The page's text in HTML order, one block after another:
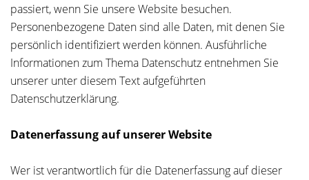
passiert, wenn Sie unsere Website besuchen.
Personenbezogene Daten sind alle Daten, mit denen Sie
persönlich identifiziert werden können. Ausführliche
Informationen zum Thema Datenschutz entnehmen Sie
unserer unter diesem Text aufgeführten
Datenschutzerklärung.
Datenerfassung auf unserer Website
Wer ist verantwortlich für die Datenerfassung auf dieser